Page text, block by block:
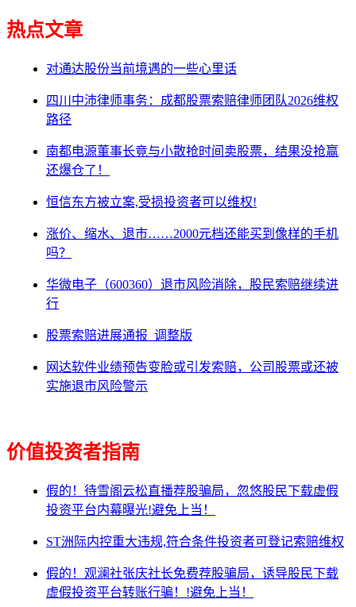
热点文章
对通达股份当前境遇的一些心里话
四川中沛律师事务：成都股票索赔律师团队2026维权
路径
南都电源董事长竟与小散抢时间卖股票，结果没抢赢
还爆仓了！
恒信东方被立案,受损投资者可以维权!
涨价、缩水、退市……2000元档还能买到像样的手机
吗？
华微电子（600360）退市风险消除，股民索赔继续进
行
股票索赔进展通报_调整版
网达软件业绩预告变脸或引发索赔，公司股票或还被
实施退市风险警示
价值投资者指南
假的！待雪阁云松直播荐股骗局，忽悠股民下载虚假
投资平台内幕曝光!避免上当！
ST洲际内控重大违规,符合条件投资者可登记索赔维权
假的！观澜社张庆社长免费荐股骗局，诱导股民下载
虚假投资平台转账行骗！!避免上当！